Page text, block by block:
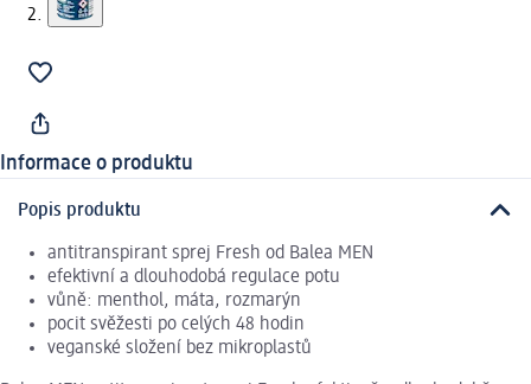
Informace o produktu
Popis produktu
antitranspirant sprej Fresh od Balea MEN
efektivní a dlouhodobá regulace potu
vůně: menthol, máta, rozmarýn
pocit svěžesti po celých 48 hodin
veganské složení bez mikroplastů